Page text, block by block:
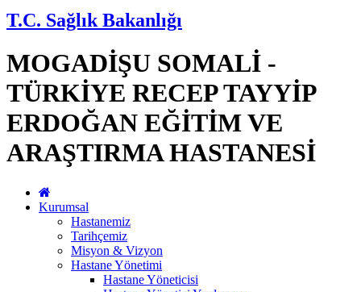
T.C. Sağlık Bakanlığı
MOGADİŞU SOMALİ -
TÜRKİYE RECEP TAYYİP
ERDOĞAN EĞİTİM VE
ARAŞTIRMA HASTANESİ
Kurumsal
Hastanemiz
Tarihçemiz
Misyon & Vizyon
Hastane Yönetimi
Hastane Yöneticisi